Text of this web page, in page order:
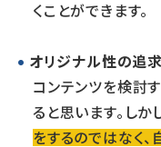
くことができます。
オリジナル性の追求
コンテンツを検討
ると思います。しか
をするのではなく